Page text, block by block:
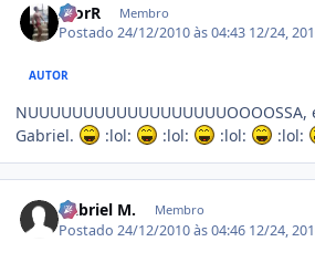
IgorR Membro
Postado24/12/2010 às 04:43 12/24,
AUTOR
Gabriel.
:lol: :lol: :lol: :lol:
Gabriel M. Membro
Postado24/12/2010 às 04:46 12/24,